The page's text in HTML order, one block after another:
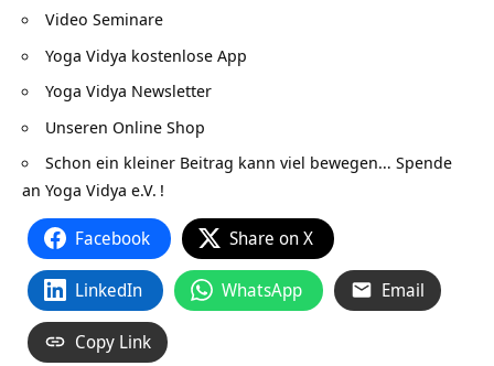
Video Seminare
Yoga Vidya kostenlose App
Yoga Vidya Newsletter
Unseren Online Shop
Schon ein kleiner Beitrag kann viel bewegen… Spende
an Yoga Vidya e.V. !
Facebook Share on X
LinkedIn WhatsApp Email
Copy Link